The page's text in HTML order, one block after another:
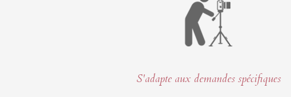
S'adapte aux demandes spécifiques